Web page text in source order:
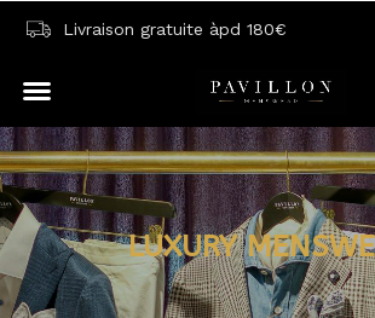
Livraison gratuite àpd 180€
LUXURY